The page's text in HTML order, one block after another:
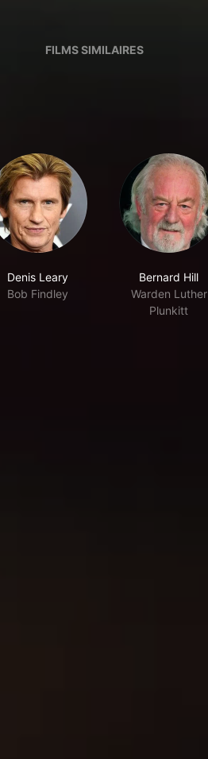
FILMS SIMILAIRES
Denis Leary
Bob Findley
Bernard Hill
Warden Luther
Plunkitt